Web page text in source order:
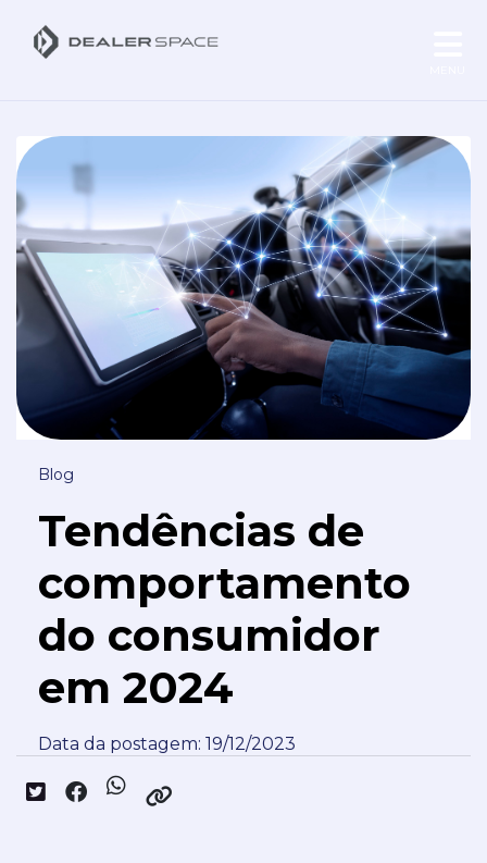
Blog
Tendências de
comportamento
do consumidor
em 2024
Data da postagem: 19/12/2023